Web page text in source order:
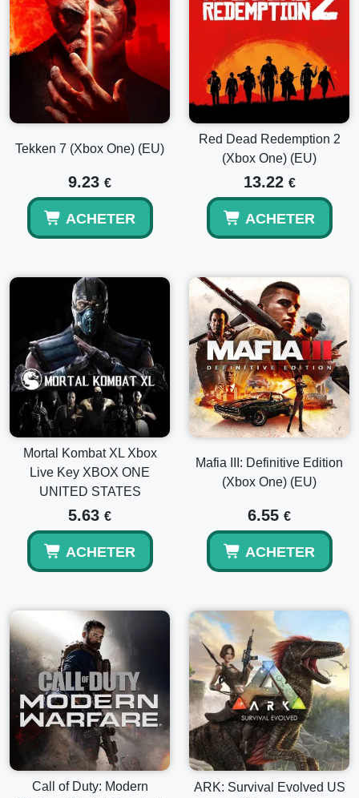
Tekken 7 (Xbox One) (EU)
9.23 €
ACHETER
Red Dead Redemption 2
(Xbox One) (EU)
13.22 €
ACHETER
Mortal Kombat XL Xbox
Live Key XBOX ONE
UNITED STATES
5.63 €
ACHETER
Mafia III: Definitive Edition
(Xbox One) (EU)
6.55 €
ACHETER
Call of Duty: Modern
ARK: Survival Evolved US